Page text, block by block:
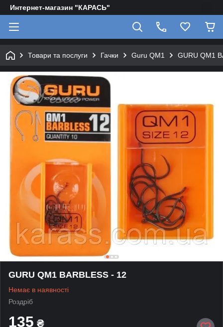
Интернет-магазин "КАРАСЬ"
Товари та послуги Гачки Guru QM1 GURU QM1
GURU QM1 BARBLESS - 12
Немає в наявності
Роздріб
135 ₴